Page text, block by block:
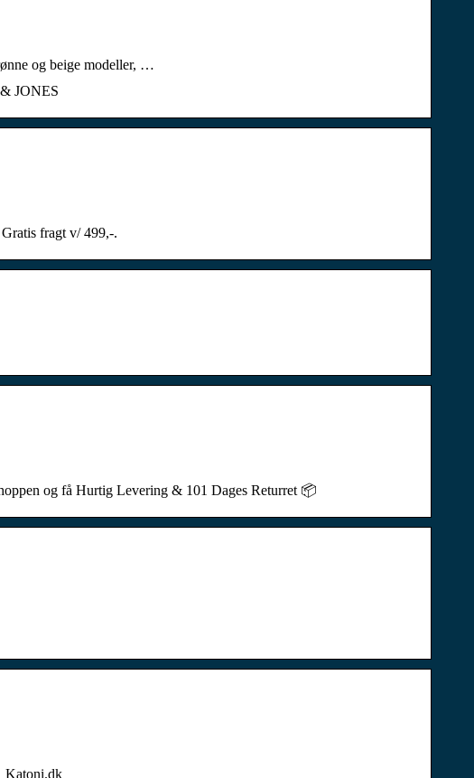
og beige modeller, …
JONES
fragt v/ 499,-.
og få Hurtig Levering & 101 Dages Returret 📦
Katoni.dk